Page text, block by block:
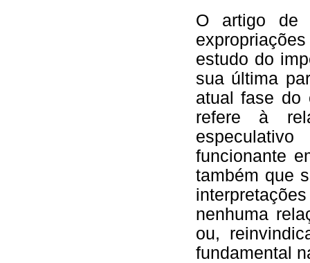
O artigo de
estudo do
sua última
atual fase do
refere à
funcionante
também que
nenhuma
ou,
fundamental